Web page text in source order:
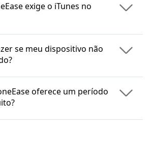
exige o iTunes no
se meu dispositivo não
oferece um período